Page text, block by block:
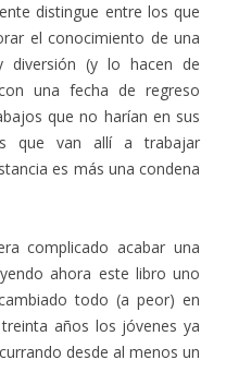
distingue entre los que
el conocimiento de una
diversión (y lo hacen de
una fecha de regreso
que no harían en sus
que van allí a trabajar
es más una condena
complicado acabar una
ahora este libro uno
todo (a peor) en
años los jóvenes ya
desde al menos un